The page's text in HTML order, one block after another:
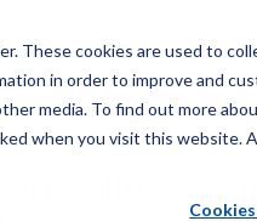
These cookies are used to
in order to improve and
media. To find out more
when you visit this website.